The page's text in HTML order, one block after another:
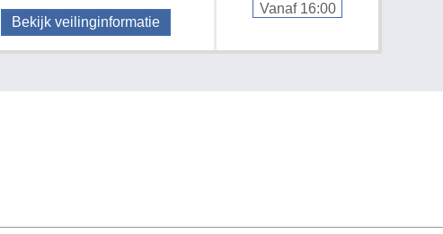
Bekijk veilinginformatie
Vanaf 16:00